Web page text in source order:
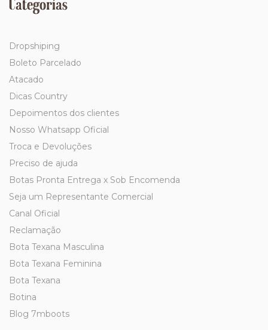
Categorías
Dropshiping
Boleto Parcelado
Atacado
Dicas Country
Depoimentos dos clientes
Nosso Whatsapp Oficial
Troca e Devoluções
Preciso de ajuda
Botas Pronta Entrega x Sob Encomenda
Seja um Representante Comercial
Canal Oficial
Reclamação
Bota Texana Masculina
Bota Texana Feminina
Bota Texana
Botina
Blog 7mboots